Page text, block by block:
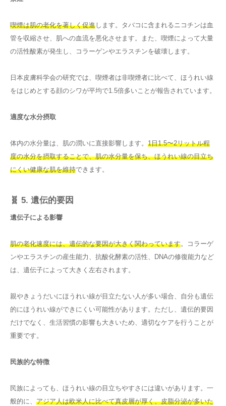
喫煙は肌の老化を著しく促進 します。タバコに含まれるニコチンは血
管を収縮させ、肌への血流を悪化させます。また、喫煙によって大量
の活性酸素が発生し、コラーゲンやエラスチンを破壊します。
日本皮膚科学会の研究では、喫煙者は非喫煙者に比べて、ほうれい線
をはじめとする顔のシワが平均で1.5倍多いことが報告されています。
適度な水分摂取
体内の水分量は、肌の潤いに直接影響します。 1日1.5〜2リットル程
度の水分を摂取することで、肌の水分量を保ち、ほうれい線の目立ち
にくい健康な肌を維持できます。
🧬 5. 遺伝的要因
遺伝子による影響
肌の老化速度には、遺伝的な要因が大きく関わっています。コラーゲ
ンやエラスチンの産生能力、抗酸化酵素の活性、DNAの修復能力など
は、遺伝子によって大きく左右されます。
親やきょうだいにほうれい線が目立たない人が多い場合、自分も遺伝
的にほうれい線ができにくい可能性があります。ただし、遺伝的要因
だけでなく、生活習慣の影響も大きいため、適切なケアを行うことが
重要です。
民族的な特徴
民族によっても、ほうれい線の目立ちやすさには違いがあります。一
般的に、 アジア人は欧米人に比べて真皮層が厚く、皮脂分泌が多いた